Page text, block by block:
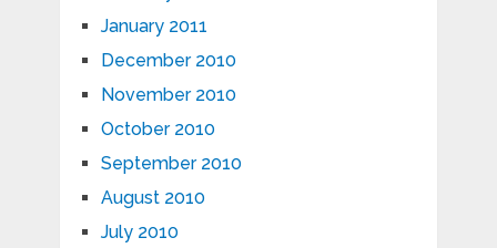
January 2011
December 2010
November 2010
October 2010
September 2010
August 2010
July 2010